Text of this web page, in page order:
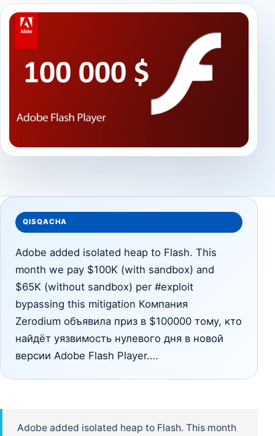
QISQACHA
Adobe added isolated heap to Flash. This
month we pay $100K (with sandbox) and
$65K (without sandbox) per #exploit
bypassing this mitigation Компания
Zerodium объявила приз в $100000 тому, кто
найдёт уязвимость нулевого дня в новой
версии Adobe Flash Player.…
Adobe added isolated heap to Flash. This month